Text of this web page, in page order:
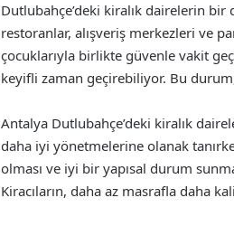
Dutlubahçe’deki kiralık dairelerin bir
restoranlar, alışveriş merkezleri ve
çocuklarıyla birlikte güvenle vakit
keyifli zaman geçirebiliyor. Bu
Antalya Dutlubahçe’deki kiralık
daha iyi yönetmelerine olanak
olması ve iyi bir yapısal durum
Kiracıların, daha az masrafla daha